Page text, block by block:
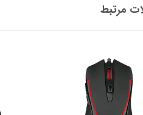
مرتبط